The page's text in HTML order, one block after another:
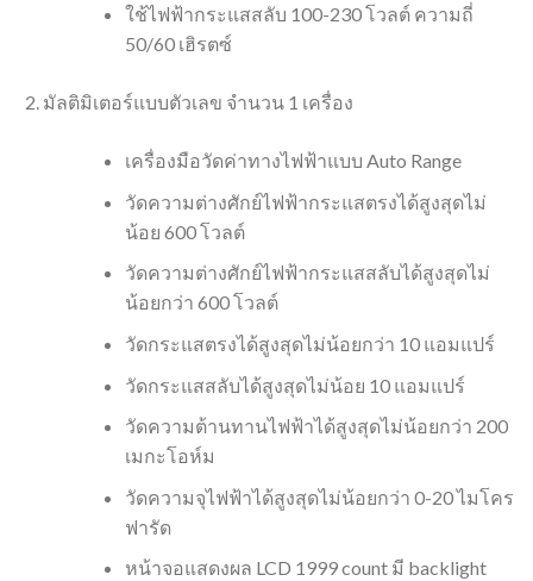
ใช้ไฟฟ้ากระแสสลับ 100-230 โวลต์ ความถี่
50/60 เฮิรตซ์
มัลติมิเตอร์แบบตัวเลข จำนวน 1 เครื่อง
เครื่องมือวัดค่าทางไฟฟ้าแบบ Auto Range
วัดความต่างศักย์ไฟฟ้ากระแสตรงได้สูงสุดไม่
น้อย 600 โวลต์
วัดความต่างศักย์ไฟฟ้ากระแสสลับได้สูงสุดไม่
น้อยกว่า 600 โวลต์
วัดกระแสตรงได้สูงสุดไม่น้อยกว่า 10 แอมแปร์
วัดกระแสสลับได้สูงสุดไม่น้อย 10 แอมแปร์
วัดความต้านทานไฟฟ้าได้สูงสุดไม่น้อยกว่า 200
เมกะโอห์ม
วัดความจุไฟฟ้าได้สูงสุดไม่น้อยกว่า 0-20 ไมโคร
ฟารัด
หน้าจอแสดงผล LCD 1999 count มี backlight